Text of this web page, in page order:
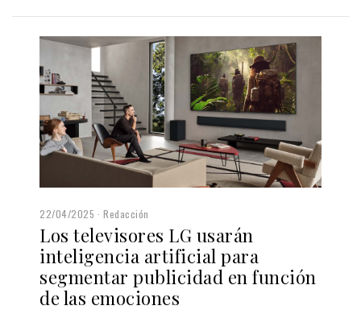
22/04/2025 Redacción
Los televisores LG usarán
inteligencia artificial para
segmentar publicidad en función
de las emociones